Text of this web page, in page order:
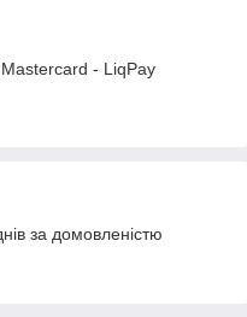
- LiqPay
за домовленістю